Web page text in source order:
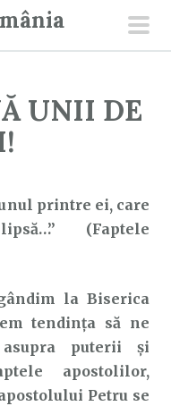
UNII DE
printre ei, care
(Faptele
la Biserica
tendința să ne
puterii și
apostolilor,
Petru se